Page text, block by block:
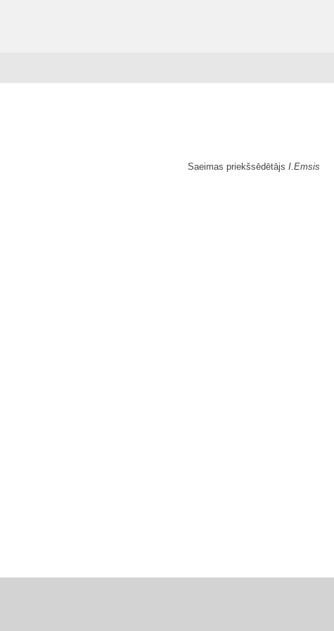
Saeimas priekšsēdētājs I.Emsis